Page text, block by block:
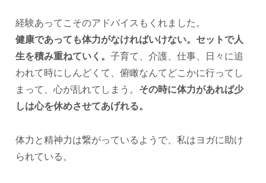
経験あってこそのアドバイスもくれました。
健康であっても体力がなければいけない。セットで人
生を積み重ねていく。 子育て、介護、仕事、日々に追
われて時にしんどくて、俯瞰なんてどこかに行ってし
まって、心が乱れてしまう。 その時に体力があれば少
しは心を休めさせてあげれる。
体力と精神力は繋がっているようで、私はヨガに助け
られている。